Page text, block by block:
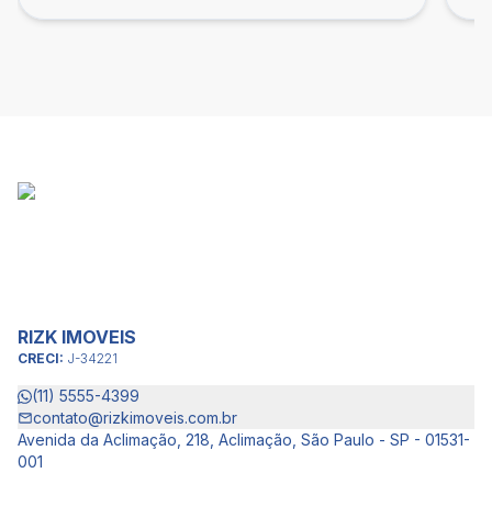
RIZK IMOVEIS
CRECI: J-34221
(11) 5555-4399
contato@rizkimoveis.com.br
Avenida da Aclimação, 218, Aclimação, São Paulo - SP - 01531-
001